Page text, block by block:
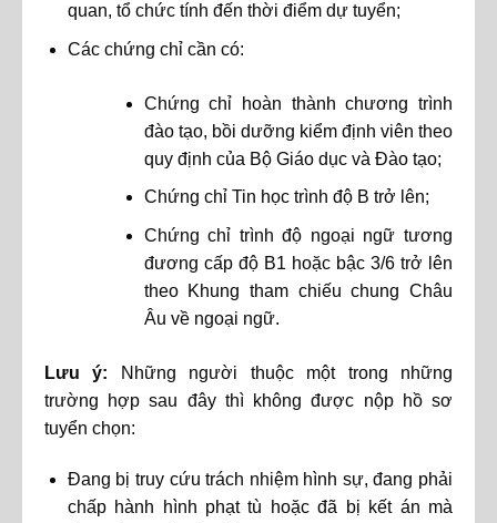
quan, tổ chức tính đến thời điểm dự tuyển;
Các chứng chỉ cần có:
Chứng chỉ hoàn thành chương trình
đào tạo, bồi dưỡng kiểm định viên theo
quy định của Bộ Giáo dục và Đào tạo;
Chứng chỉ Tin học trình độ B trở lên;
Chứng chỉ trình độ ngoại ngữ tương
đương cấp độ B1 hoặc bậc 3/6 trở lên
theo Khung tham chiếu chung Châu
Âu về ngoại ngữ.
Lưu ý:
Những người thuộc một trong những
trường hợp sau đây thì không được nộp hồ sơ
tuyển chọn:
Đang bị truy cứu trách nhiệm hình sự, đang phải
chấp hành hình phạt tù hoặc đã bị kết án mà